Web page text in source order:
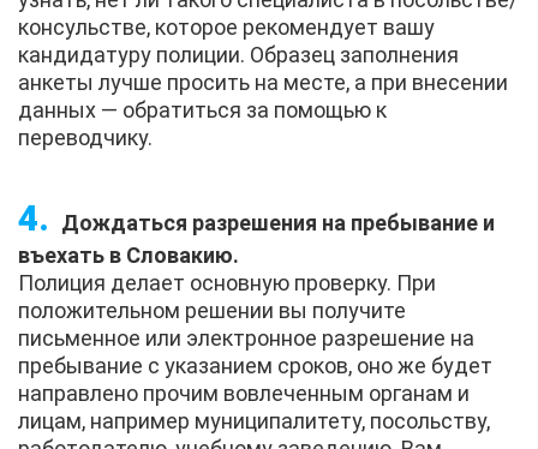
консульстве, которое рекомендует вашу
кандидатуру полиции. Образец заполнения
анкеты лучше просить на месте, а при внесении
данных — обратиться за помощью к
переводчику.
Дождаться разрешения на пребывание и
въехать в Словакию.
Полиция делает основную проверку. При
положительном решении вы получите
письменное или электронное разрешение на
пребывание с указанием сроков, оно же будет
направлено прочим вовлеченным органам и
лицам, например муниципалитету, посольству,